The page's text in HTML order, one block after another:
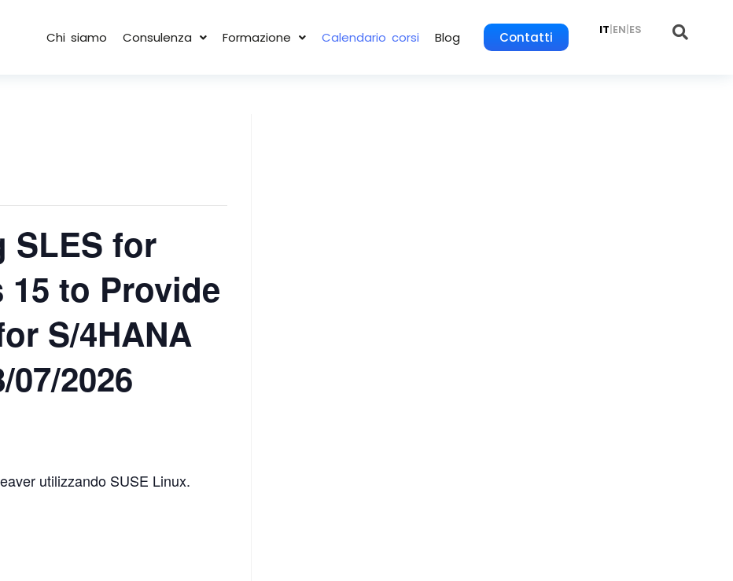
Chi siamo Consulenza Formazione Calendario corsi Blog Contatti IT|EN|ES
SLES for
to Provide
S/4HANA
2026
utilizzando SUSE Linux.